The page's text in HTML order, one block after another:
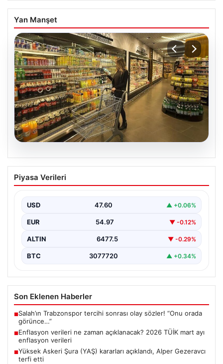
Yan Manşet
05.08.2026
Enflasyon verileri ne zaman
açıklanacak? 2026 TÜİK mart ayı
Piyasa Verileri
USD 47.60 ▲ +0.06%
EUR 54.97 ▼ -0.12%
ALTIN 6477.5 ▼ -0.29%
BTC 3077720 ▲ +0.34%
Son Eklenen Haberler
■Salah’ın Trabzonspor tercihi sonrası olay sözler! “Onu orada
görünce…”
■Enflasyon verileri ne zaman açıklanacak? 2026 TÜİK mart ayı
enflasyon verileri
■Yüksek Askeri Şura (YAŞ) kararları açıklandı, Alper Gezeravcı
terfi etti